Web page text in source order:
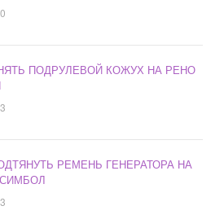
ПОДРУЛЕВОЙ КОЖУХ НА РЕНО
РЕМЕНЬ ГЕНЕРАТОРА НА